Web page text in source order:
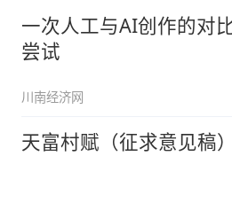
一次人工与AI创作的对
尝试
川南经济网
天富村赋（征求意见稿）